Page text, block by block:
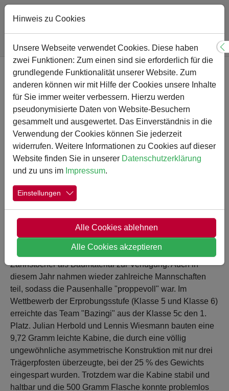
Zum Hauptinhalt springen
Sie sind hier:
Gymnasium PHYSIK AKTIV
"Bazingi" und "Trapeze statt
Kekse" gewinnen PHYSIK
AKTIV-Wettbewerb
Am Mittwoch, 25. März 2015 fand die schulinterne
Vorausscheidung im PHYSIK AKTIV-Wettbewerb statt. In
diesem Jahr war die Aufgabe, nur aus Bindfäden und
Holzspießen eine Aufzug-Kabine zu bauen, die eine 0,5
aufgerufen waren Schülerinnen und Schüler der
Jahrgangsstufen 5-8, die in Gruppen an möglichst
hat das Team mit der leichtesten Kabine, die die
Anforderungen erfüllt hat. Im Wettbewerb für die "Kleinen"
standen dabei Schaschlikspieße, für die "Größeren"
Zahnstocher als Baumaterial zur Verfügung. Auch in
diesem Jahr nahmen wieder zahlreiche Mannschaften
teil, sodass die Pausenhalle "proppevoll" war. Im
Wettbewerb der Erprobungsstufe (Klasse 5 und Klasse 6)
erreichte das Team "Bazingi" aus der Klasse 5c den 1.
Platz. Julian Herbold und Lennis Wiesmann bauten eine
9,72 Gramm leichte Kabine, die durch eine völlig
ungewöhnliche asymmetrische Konstruktion mit nur drei
Trägerpfosten überzeugte, bei der 25 % des Gewichts
eingespart wurden. Trotzdem war die Kabine stabil und
haltbar und die 500 Gramm Flasche konnte problemlos
Hinweis zu Cookies
Unsere Webseite verwendet Cookies. Diese haben
zwei Funktionen: Zum einen sind sie erforderlich für die
grundlegende Funktionalität unserer Website. Zum
anderen können wir mit Hilfe der Cookies unsere Inhalte
für Sie immer weiter verbessern. Hierzu werden
pseudonymisierte Daten von Website-Besuchern
gesammelt und ausgewertet. Das Einverständnis in die
Verwendung der Cookies können Sie jederzeit
widerrufen. Weitere Informationen zu Cookies auf dieser
Website finden Sie in unserer Datenschutzerklärung
und zu uns im Impressum.
Einstellungen
Alle Cookies ablehnen
Alle Cookies akzeptieren